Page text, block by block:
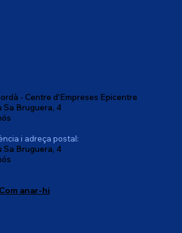
- Centre d'Empreses Epicentre
Sa Bruguera, 4
i adreça postal:
Sa Bruguera, 4
anar-hi